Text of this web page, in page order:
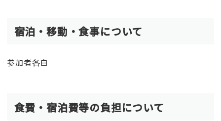
宿泊・移動・食事について
参加者各自
食費・宿泊費等の負担について